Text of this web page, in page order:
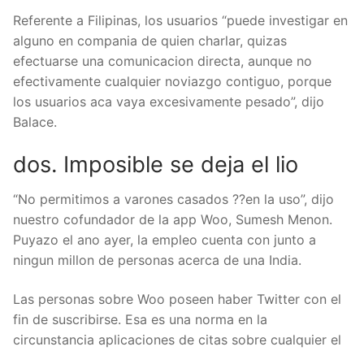
Referente a Filipinas, los usuarios “puede investigar en
alguno en compania de quien charlar, quizas
efectuarse una comunicacion directa, aunque no
efectivamente cualquier noviazgo contiguo, porque
los usuarios aca vaya excesivamente pesado”, dijo
Balace.
dos. Imposible se deja el lio
“No permitimos a varones casados ??en la uso”, dijo
nuestro cofundador de la app Woo, Sumesh Menon.
Puyazo el ano ayer, la empleo cuenta con junto a
ningun millon de personas acerca de una India.
Las personas sobre Woo poseen haber Twitter con el
fin de suscribirse. Esa es una norma en la
circunstancia aplicaciones de citas sobre cualquier el